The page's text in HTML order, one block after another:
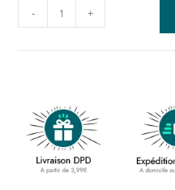
- +